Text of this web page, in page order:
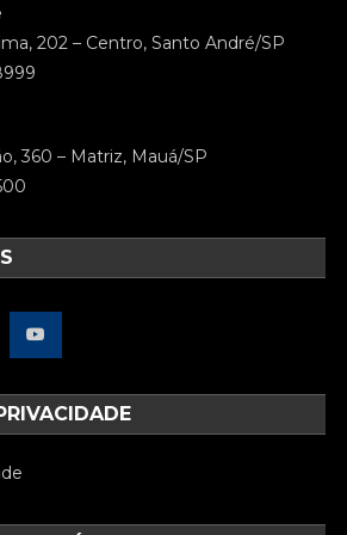
202 – Centro, Santo André/SP
360 – Matriz, Mauá/SP